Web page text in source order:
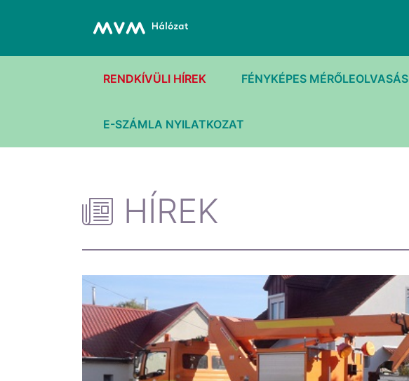
RENDKÍVÜLI HÍREK FÉNYKÉPES MÉRŐLEOLVASÁS
E-SZÁMLA NYILATKOZAT
HÍREK